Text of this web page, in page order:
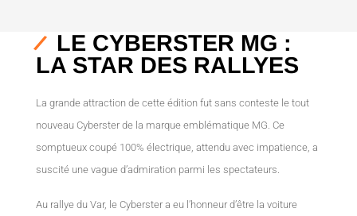
LE CYBERSTER MG :
LA STAR DES RALLYES
La grande attraction de cette édition fut sans conteste le tout
nouveau Cyberster de la marque emblématique MG. Ce
somptueux coupé 100% électrique, attendu avec impatience, a
suscité une vague d’admiration parmi les spectateurs.
Au rallye du Var, le Cyberster a eu l’honneur d’être la voiture